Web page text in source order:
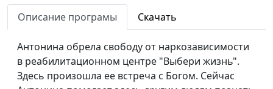
Бог дал нам ребенка
пожалуйста!»
Павел Меженин #21
Обещание Богу и
ответ на молитву
Павел Меженин
Описание програмы Скачать
Антонина обрела свободу от наркозависимости
в реабилитационном центре "Выбери жизнь".
Здесь произошла ее встреча с Богом. Сейчас